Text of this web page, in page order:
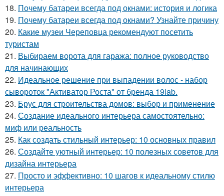
18. Почему батареи всегда под окнами: история и логика
19. Почему батареи всегда под окнами? Узнайте причину
20. Какие музеи Череповца рекомендуют посетить
туристам
21. Выбираем ворота для гаража: полное руководство
для начинающих
22. Идеальное решение при выпадении волос - набор
сывороток "Активатор Роста" от бренда 19lab.
23. Брус для строительства домов: выбор и применение
24. Создание идеального интерьера самостоятельно:
миф или реальность
25. Как создать стильный интерьер: 10 основных правил
26. Создайте уютный интерьер: 10 полезных советов для
дизайна интерьера
27. Просто и эффективно: 10 шагов к идеальному стилю
интерьера